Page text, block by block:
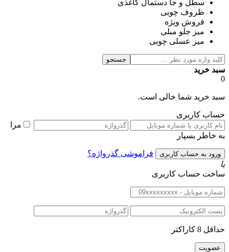
سطل و جا دستمال کاغذی
ظروف چوبی
فروش ویژه
میز جلو مبلی
میز عسلی چوبی
جستجو
سبد خرید
0
سبد خرید شما خالی است.
حساب کاربری
مرا
به خاطر بسپار
فراموشی گذرواژه؟
یا
ساخت حساب کاربری
حداقل 8 کاراکتر